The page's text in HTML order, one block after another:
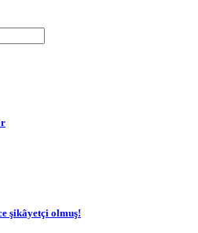
şikâyetçi olmuş!